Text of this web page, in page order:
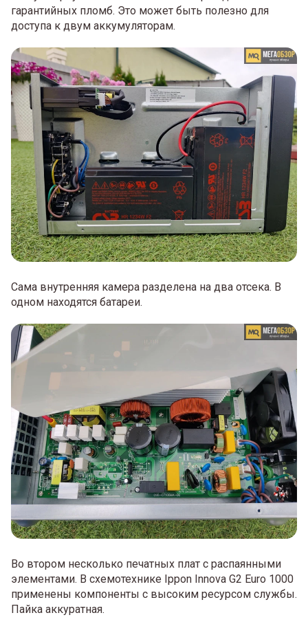
гарантийных пломб. Это может быть полезно для
доступа к двум аккумуляторам.
Сама внутренняя камера разделена на два отсека. В
одном находятся батареи.
Во втором несколько печатных плат с распаянными
элементами. В схемотехнике Ippon Innova G2 Euro 1000
применены компоненты с высоким ресурсом службы.
Пайка аккуратная.